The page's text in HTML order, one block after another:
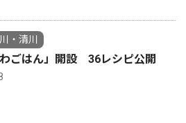
・清川
わごはん」開設 36レシピ公開